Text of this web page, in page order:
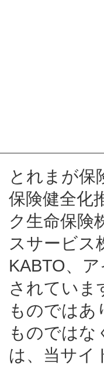
とれまが保
保険健全化
ク生命保険
スサービス
KABTO、
されていま
ものではあ
ものではな
は、当サイ